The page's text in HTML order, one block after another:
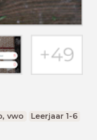
vwo Leerjaar 1-6